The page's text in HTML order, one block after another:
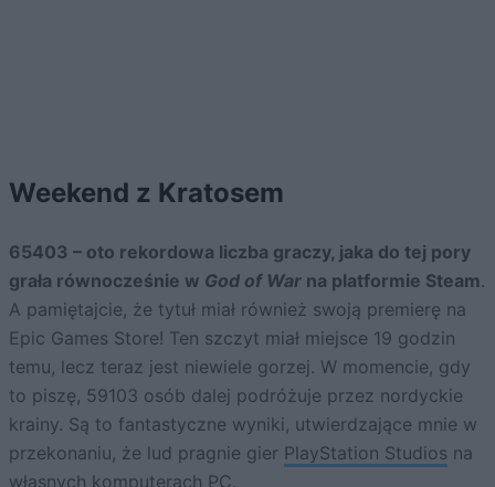
Weekend z Kratosem
65403 – oto rekordowa liczba graczy, jaka do tej pory
grała równocześnie w God of War na platformie Steam.
A pamiętajcie, że tytuł miał również swoją premierę na
Epic Games Store! Ten szczyt miał miejsce 19 godzin
temu, lecz teraz jest niewiele gorzej. W momencie, gdy
to piszę, 59103 osób dalej podróżuje przez nordyckie
krainy. Są to fantastyczne wyniki, utwierdzające mnie w
przekonaniu, że lud pragnie gier PlayStation Studios na
własnych komputerach PC.